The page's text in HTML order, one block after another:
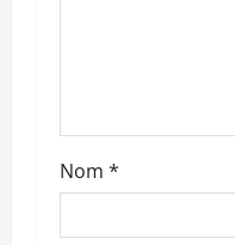
l
e
Nom *